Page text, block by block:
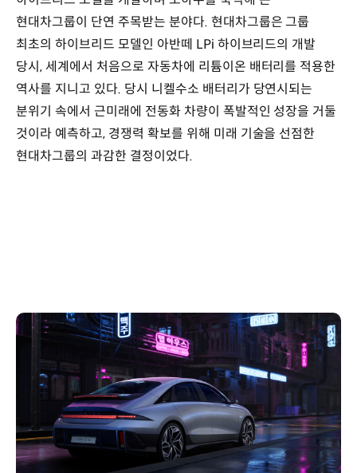
현대차그룹이 단연 주목받는 분야다. 현대차그룹은 그룹
최초의 하이브리드 모델인 아반떼 LPi 하이브리드의 개발
당시, 세계에서 처음으로 자동차에 리튬이온 배터리를 적용한
역사를 지니고 있다. 당시 니켈수소 배터리가 당연시되는
분위기 속에서 근미래에 전동화 차량이 폭발적인 성장을 거둘
것이라 예측하고, 경쟁력 확보를 위해 미래 기술을 선점한
현대차그룹의 과감한 결정이었다.